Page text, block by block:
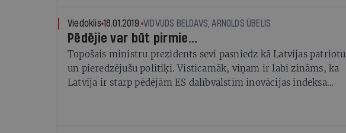
Viedoklis 18.01.2019. VIDVUDS BELDAVS, ARNOLDS ŪBELIS
Pēdējie var būt pirmie…
Topošais ministru prezidents sevi pasniedz kā Latvijas patriotu
un pieredzējušu politiķi. Visticamāk, viņam ir labi zināms, ka
Latvija ir starp pēdējām ES dalībvalstīm inovācijas indeksa